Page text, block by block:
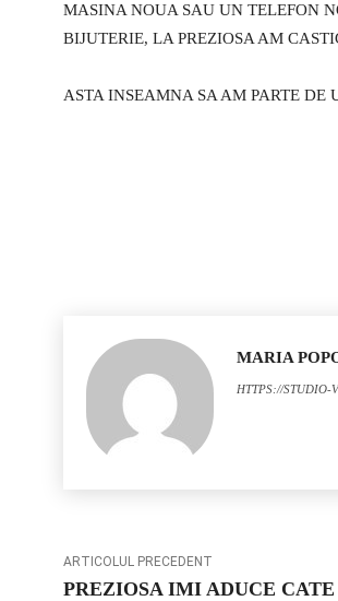
MASINA NOUA SAU UN TELEFON
BIJUTERIE, LA PREZIOSA AM
ASTA INSEAMNA SA AM PARTE DE
MARIA
HTTPS://STUDIO-
ARTICOLUL PRECEDENT
PREZIOSA IMI ADUCE